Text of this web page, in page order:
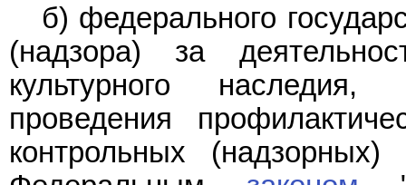
б) федерального
(надзора) за
культурного наследия,
проведения
контрольных